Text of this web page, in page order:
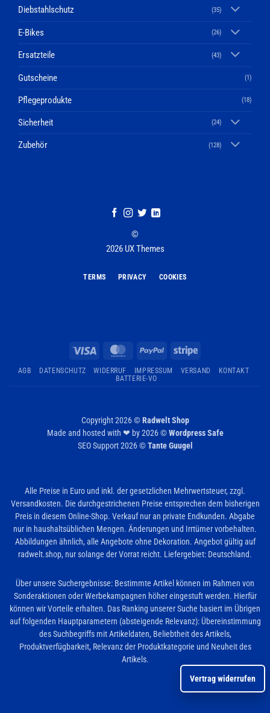
Diebstahlschutz (35)
E-Bikes (26)
Ersatzteile (43)
Gutscheine (1)
Pflegeprodukte (18)
Sicherheit (24)
Zubehör (128)
©
2026 UX Themes
TERMS PRIVACY COOKIES
MasterCardPayPal Stripe
AGB DATENSCHUTZ WIDERRUF IMPRESSUM VERSAND
KONTAKT
BATTERIE-VO
Copyright 2026 ©Radwelt Shop
Made and hosted with ❤ by 2026 ©Wordpress Safe
SEO Support 2026 ©Tante Guugel
Alle Preise in Euro und inkl. der gesetzlichen Mehrwertsteuer, zzgl.
Versandkosten. Die durchgestrichenen Preise entsprechen dem bisherigen
Preis in diesem Online-Shop. Verkauf nur an private Endkunden. Abgabe
nur in haushaltsüblichen Mengen. Änderungen und Irrtümer vorbehalten.
Abbildungen ähnlich, alle Angebote ohne Dekoration. Angebot gültig auf
radwelt.shop, nur solange der Vorrat reicht. Liefergebiet: Deutschland.
Über unsere Suchergebnisse: Bestimmte Artikel können im Rahmen von
Sonderaktionen oder Werbekampagnen höher eingestuft werden. Hierfür
können wir Vorteile erhalten. Das Ranking unserer Suche basiert im Übrigen
auf folgenden Hauptparametern (absteigende Relevanz): Übereinstimmung
des Suchbegriffs mit Artikeldaten, Beliebtheit des Artikels,
Produktverfügbarkeit, Relevanz der Produktkategorie und Neuheit des
Artikels.
Vertrag widerrufen